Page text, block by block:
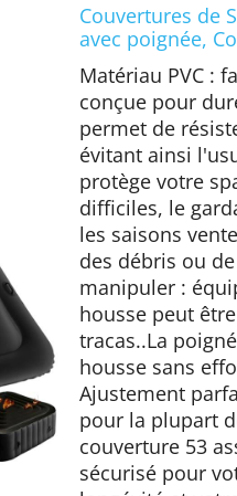
Couvertures de
avec poignée,
et imperméable
extérieure,
Matériau PVC :
conçue pour
permet de
évitant ainsi
protège votre
difficiles, le
les saisons
des débris ou
manipuler :
housse peut
tracas..La
housse sans
Ajustement
pour la plupart
couverture 53
sécurisé pour